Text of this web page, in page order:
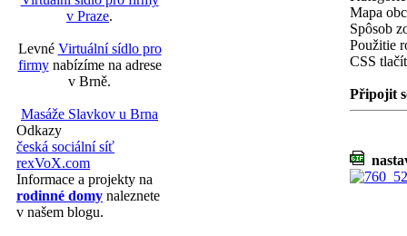
v Praze.
Levné Virtuální sídlo pro
firmynabízíme na adrese
v Brně.
Masáže Slavkov u Brna
Odkazy
česká sociální síť
rexVoX.com
Informace a projekty na
rodinné domy naleznete
v našem blogu.
Mapa
Spôsob
Použitie
CSS
Připojit